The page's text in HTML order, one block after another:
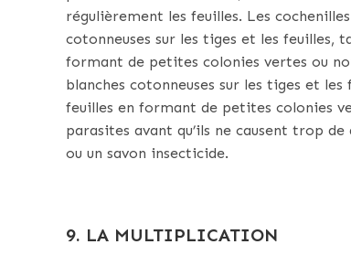
régulièrement les feuilles. Les
cotonneuses sur les tiges et les feuilles,
formant de petites colonies vertes ou
blanches cotonneuses sur les tiges et
feuilles en formant de petites colonies
parasites avant qu’ils ne causent trop
ou un savon insecticide.
9. LA MULTIPLICATION